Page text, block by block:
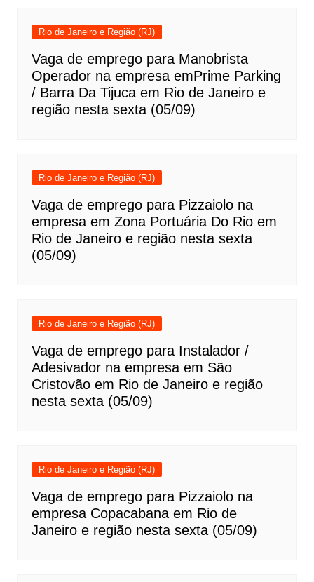
Rio de Janeiro e Região (RJ)
Vaga de emprego para Manobrista
Operador na empresa emPrime Parking
/ Barra Da Tijuca em Rio de Janeiro e
região nesta sexta (05/09)
Rio de Janeiro e Região (RJ)
Vaga de emprego para Pizzaiolo na
empresa em Zona Portuária Do Rio em
Rio de Janeiro e região nesta sexta
(05/09)
Rio de Janeiro e Região (RJ)
Vaga de emprego para Instalador /
Adesivador na empresa em São
Cristovão em Rio de Janeiro e região
nesta sexta (05/09)
Rio de Janeiro e Região (RJ)
Vaga de emprego para Pizzaiolo na
empresa Copacabana em Rio de
Janeiro e região nesta sexta (05/09)